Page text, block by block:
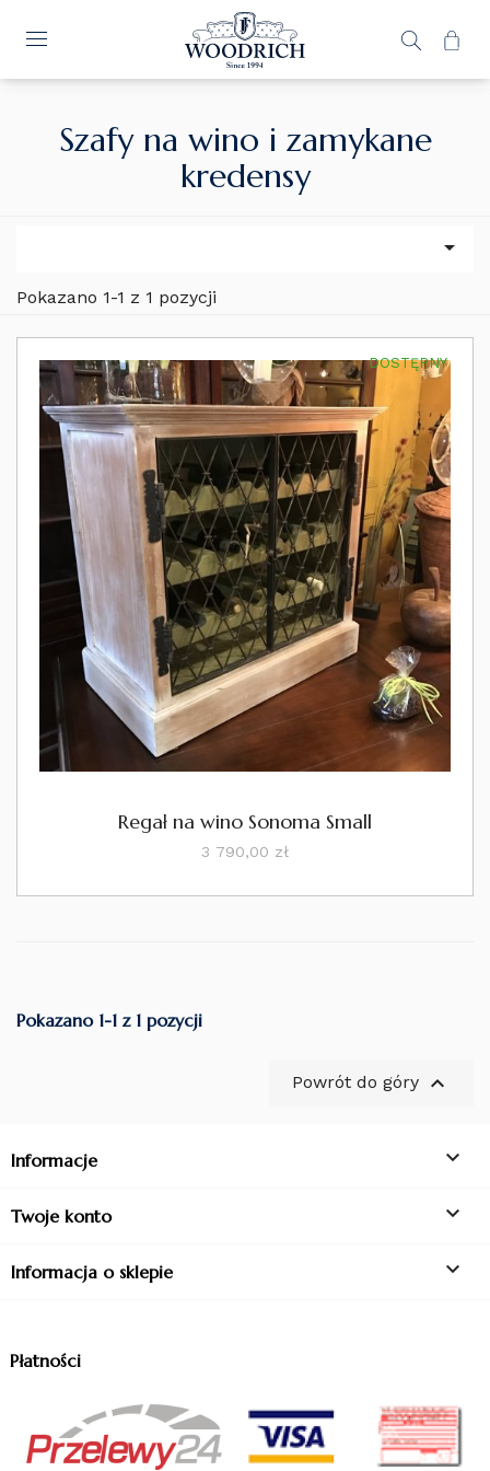
Szafy na wino i zamykane
kredensy

Pokazano 1-1 z 1 pozycji
Regał na wino Sonoma Small
3 790,00 złCena
DOSTĘPNY
Pokazano 1-1 z 1 pozycji
Powrót do góry 
Informacje 
Twoje konto 
Informacja o sklepie 
Płatności